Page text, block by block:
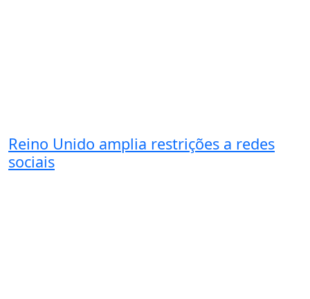
Reino Unido amplia restrições a redes
sociais